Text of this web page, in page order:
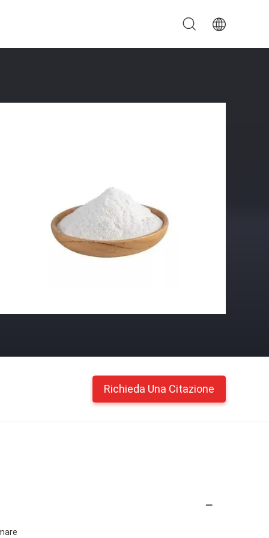
Richieda Una Citazione